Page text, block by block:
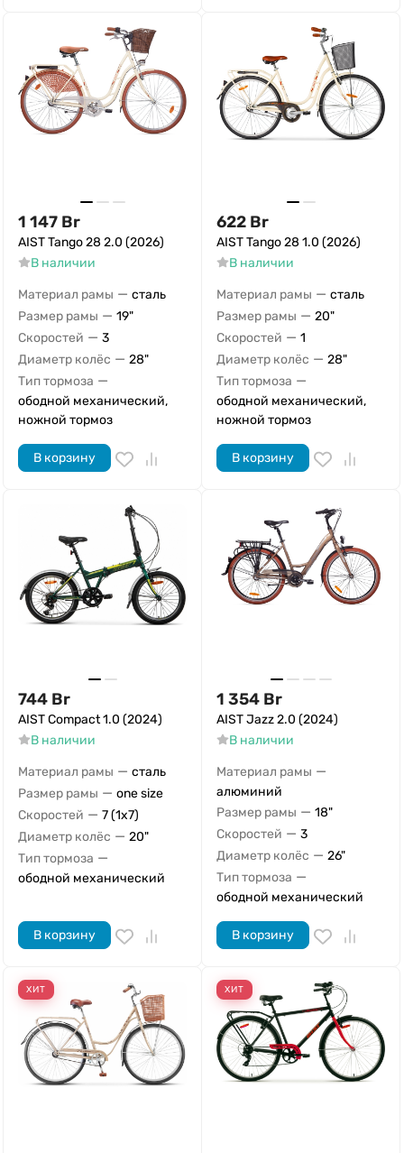
1 147 Br
AIST Tango 28 2.0 (2026)
В наличии
Материал рамы — сталь
Размер рамы — 19"
Скоростей — 3
Диаметр колёс — 28"
Тип тормоза —
ободной механический,
ножной тормоз
В корзину
622 Br
AIST Tango 28 1.0 (2026)
В наличии
Материал рамы — сталь
Размер рамы — 20"
Скоростей — 1
Диаметр колёс — 28"
Тип тормоза —
ободной механический,
ножной тормоз
В корзину
744 Br
AIST Compact 1.0 (2024)
В наличии
Материал рамы — сталь
Размер рамы — one size
Скоростей — 7 (1x7)
Диаметр колёс — 20"
Тип тормоза —
ободной механический
В корзину
1 354 Br
AIST Jazz 2.0 (2024)
В наличии
Материал рамы —
алюминий
Размер рамы — 18"
Скоростей — 3
Диаметр колёс — 26"
Тип тормоза —
ободной механический
В корзину
ХИТ ХИТ